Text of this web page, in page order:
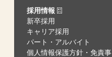
採用情報
新卒採用
キャリア採用
パート・アルバイト
個人情報保護方針・免責事